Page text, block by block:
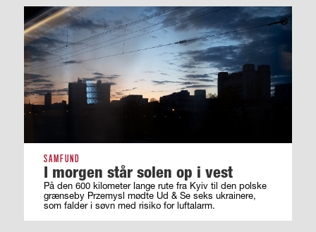
SAMFUND
I morgen står solen op i vest
På den 600 kilometer lange rute fra Kyiv til den polske
grænseby Przemysl mødte Ud & Se seks ukrainere,
som falder i søvn med risiko for luftalarm.